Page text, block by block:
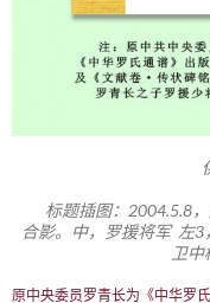
标题插图：2004.5.8
合影。中，罗援将军 左
卫
原中央委员罗青长为《中华罗